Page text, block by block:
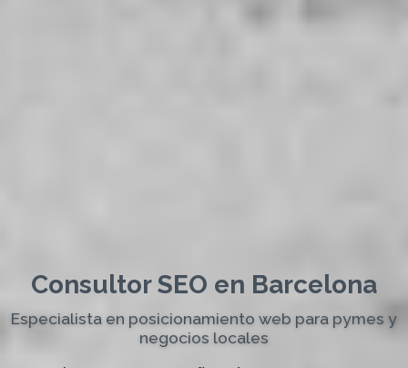
Consultor SEO en Barcelona
Especialista en posicionamiento web para pymes y
negocios locales